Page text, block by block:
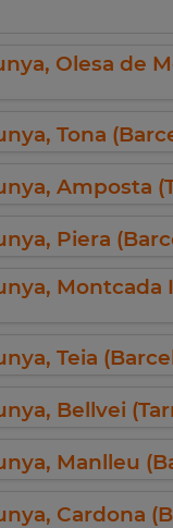
Olesa de
Tona
Amposta
Piera
Montcada
Teia
Bellvei
Manlleu
Cardona